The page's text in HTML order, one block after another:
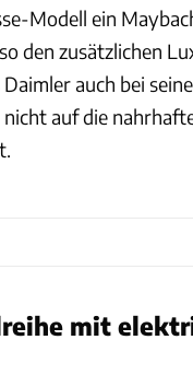
Modell ein
den zusätzlichen
auch bei
auf die
mit